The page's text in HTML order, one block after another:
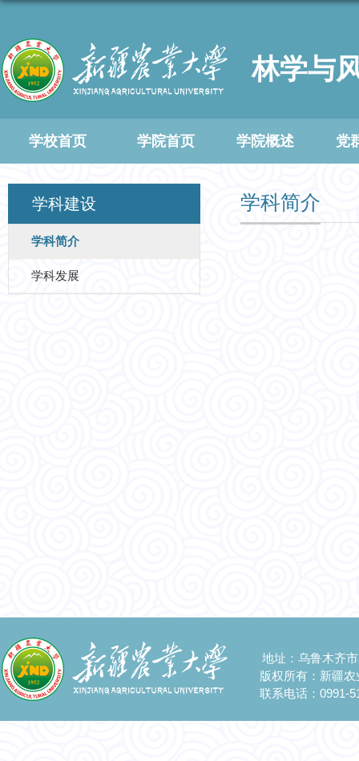
林学与
学校首页 学院首页 学院概述 党
学科建设
学科简介
学科发展
学科简介
地址：乌鲁木齐
版权所有：新疆
联系电话：0991-